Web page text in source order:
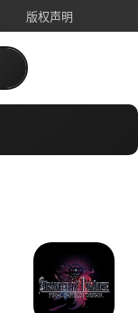
版权声明